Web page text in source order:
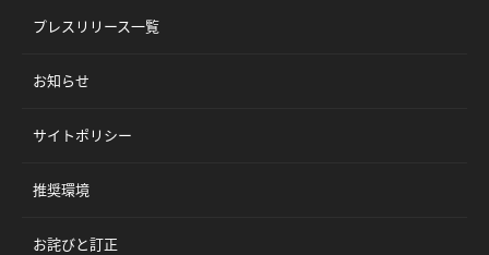
プレスリリース一覧
お知らせ
サイトポリシー
推奨環境
お詫びと訂正